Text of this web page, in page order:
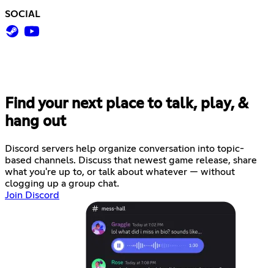
SOCIAL
Find your next place to talk, play, &
hang out
Discord servers help organize conversation into topic-
based channels. Discuss that newest game release, share
what you're up to, or talk about whatever — without
clogging up a group chat.
Join Discord